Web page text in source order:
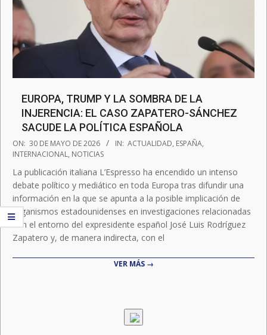
EUROPA, TRUMP Y LA SOMBRA DE LA
INJERENCIA: EL CASO ZAPATERO-SÁNCHEZ
SACUDE LA POLÍTICA ESPAÑOLA
2026-
05-
30
ON: 30 DE MAYO DE 2026 IN: ACTUALIDAD, ESPAÑA,
INTERNACIONAL, NOTICIAS
La publicación italiana L’Espresso ha encendido un intenso
debate político y mediático en toda Europa tras difundir una
información en la que se apunta a la posible implicación de
organismos estadounidenses en investigaciones relacionadas
con el entorno del expresidente español José Luis Rodríguez
Zapatero y, de manera indirecta, con el
VER MÁS →